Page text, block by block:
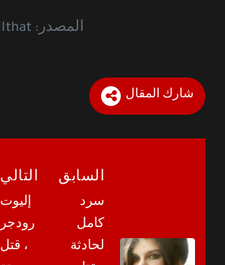
المصدر: Allthat، ان بي سي نيوز
شارك المقال
السابق
سرد
كامل
لحادثة
التالي
إليوت
رودجر
، قتل